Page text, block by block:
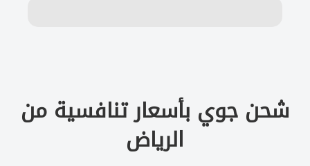
شحن جوي بأسعار تنافسية من
الرياض